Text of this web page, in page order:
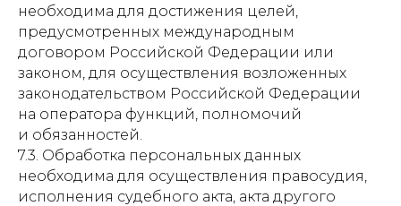
необходима для достижения целей,
предусмотренных международным
договором Российской Федерации или
законом, для осуществления возложенных
законодательством Российской Федерации
на оператора функций, полномочий
и обязанностей.
7.3. Обработка персональных данных
необходима для осуществления правосудия,
исполнения судебного акта, акта другого